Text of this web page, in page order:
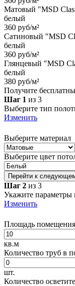
Матовый "MSD
белый
360 руб/м²
Сатиновый "MSD
белый
360 руб/м²
Глянцевый "MSD
белый
380 руб/м²
Получите
Шаг 1 из 3
Выберите тип
Изменить
Выберите материал
Выберите цвет
Перейти к
Шаг 2 из 3
Укажите
Изменить
Площадь
кв.м
Количество труб в
шт.
Количество